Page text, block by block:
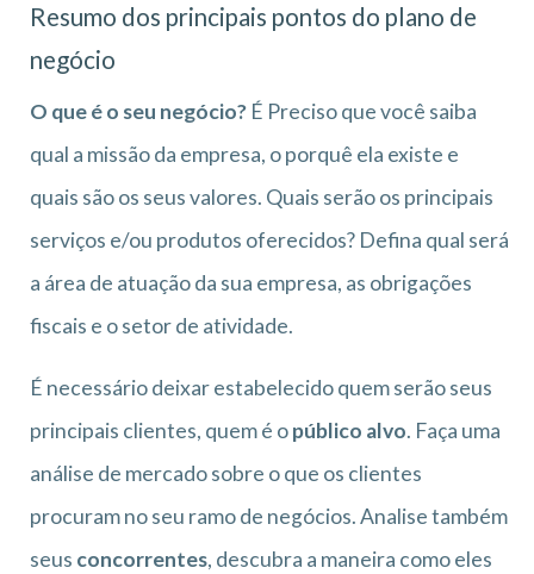
Resumo dos principais pontos do plano de
negócio
O que é o seu negócio? É Preciso que você saiba
qual a missão da empresa, o porquê ela existe e
quais são os seus valores. Quais serão os principais
serviços e/ou produtos oferecidos? Defina qual será
a área de atuação da sua empresa, as obrigações
fiscais e o setor de atividade.
É necessário deixar estabelecido quem serão seus
principais clientes, quem é opúblico alvo. Faça uma
análise de mercado sobre o que os clientes
procuram no seu ramo de negócios. Analise também
seus concorrentes, descubra a maneira como eles